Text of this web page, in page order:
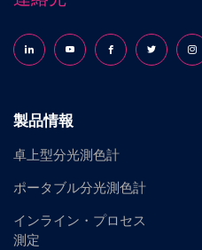
Follow us on LinkedInFollow us on YouTubeFollow us on Facebook
Follow us
製品情報
卓上型分光測色計
ポータブル分光測色計
インライン・プロセス
測定